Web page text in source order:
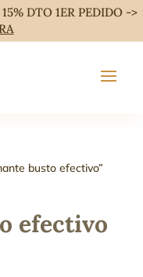
DTO 1ER PEDIDO ->
busto efectivo”
efectivo